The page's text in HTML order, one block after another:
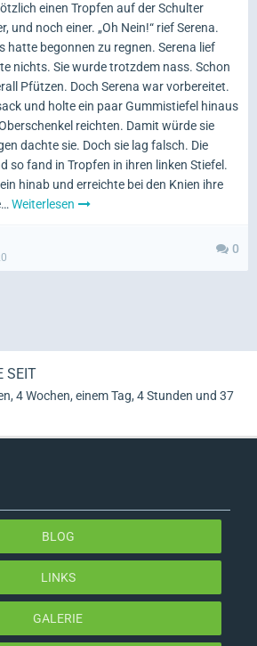
einen Tropfen auf der Schulter
und noch einer. „Oh Nein!“ rief Serena.
hatte begonnen zu regnen. Serena lief
nichts. Sie wurde trotzdem nass. Schon
Pfützen. Doch Serena war vorbereitet.
und holte ein paar Gummistiefel hinaus
reichten. Damit würde sie
dachte sie. Doch sie lag falsch. Die
so fand in Tropfen in ihren linken Stiefel.
hinab und erreichte bei den Knien ihre
Weiterlesen
0
SEIT
4 Wochen, einem Tag, 4 Stunden und 37
BLOG
LINKS
GALERIE